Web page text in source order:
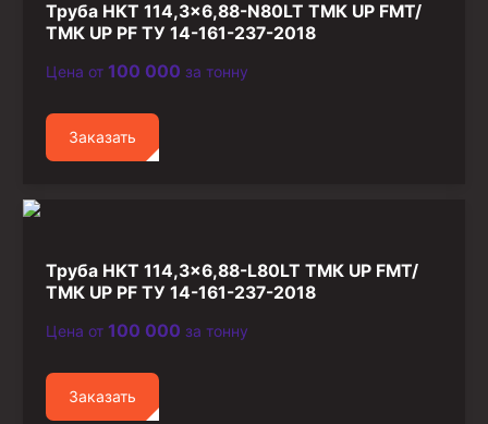
Колокола ловильные
Быстроразъёмные соединения (БРС)
Рукава буровые
Стропы
Стропы цепные
Канаты стальные
Элементы линии обвязки
Труба НКТ 114,3×6,88-N80LT ТМК UP FMT/
ТМК UP PF ТУ 14-161-237-2018
Цена от 100 000 за тонну
Заказать
Труба НКТ 114,3×6,88-L80LT ТМК UP FMT/
ТМК UP PF ТУ 14-161-237-2018
Цена от 100 000 за тонну
Заказать